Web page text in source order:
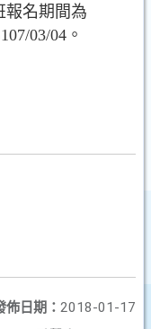
報名期間為
03/04。
佈日期： 2018-01-17